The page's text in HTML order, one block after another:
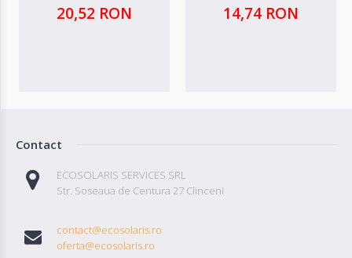
20,52 RON 14,74 RON
Contact
ECOSOLARIS SERVICES SRL
Str. Soseaua de Centura 27 Clinceni
contact@ecosolaris.ro
oferta@ecosolaris.ro